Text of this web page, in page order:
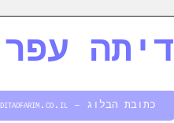
דיתה
כתובת הבלוג – http://www.ditaofarim.co.il